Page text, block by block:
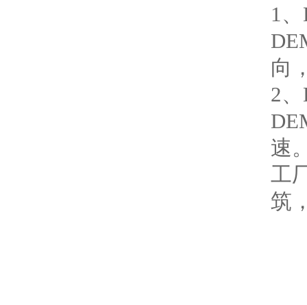
1
向
2
速
工
筑